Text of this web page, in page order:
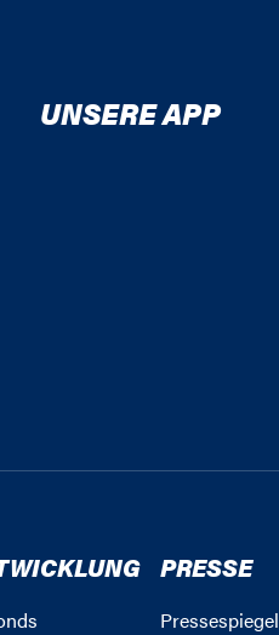
UNSERE APP
PRESSE
Pressespiegel